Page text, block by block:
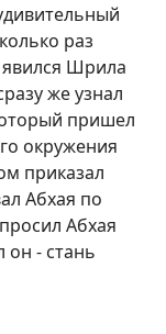
раз
Шрила
же узнал
пришел
окружения
приказал
Абхая по
Абхая
он - стань